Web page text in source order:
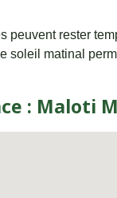
peuvent rester
soleil matinal
: Maloti